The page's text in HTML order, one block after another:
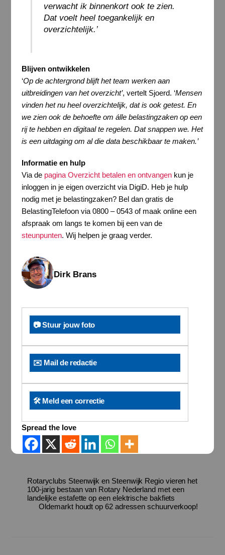
verwacht ik binnenkort ook te zien.
Dat voelt heel toegankelijk en
overzichtelijk.’
Blijven ontwikkelen
‘Op de achtergrond blijft het team werken aan
uitbreidingen van het overzicht’, vertelt Sjoerd. ‘Mensen
vinden het nu heel overzichtelijk, dat is ook getest. En
we zien ook de behoefte om álle belastingzaken op een
rij te hebben en digitaal te regelen. Dat snappen we. Het
is een uitdaging om al die data beschikbaar te maken.’
Informatie en hulp
Via de pagina Overzicht betalen en ontvangenkun je
inloggen in je eigen overzicht via DigiD. Heb je hulp
nodig met je belastingzaken? Bel dan gratis de
BelastingTelefoon via 0800 – 0543 of maak online een
afspraak om langs te komen bij een van de
steunpunten. Wij helpen je graag verder.
Dirk Brans
📷 Stuur jouw foto
✉️ Mail de redactie
🛠️ Meld een correctie
Spread the love
Rotaryclubs Steenwijk en Steenwijk Regio vieren het
100-jarig bestaan van Rotary Nederland met een
landelijke estafette op een elektrische bakfiets
Oldemarkt houdt op 62 adressen schuurverkoop!